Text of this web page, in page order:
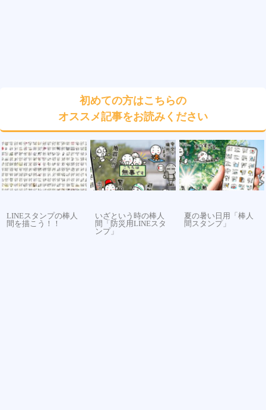
初めての方はこちらの
オススメ記事をお読みください
LINEスタンプの棒人
間を描こう！！
いざという時の棒人
間「防災用LINEスタ
ンプ」
夏の暑い日用「棒人
間スタンプ」